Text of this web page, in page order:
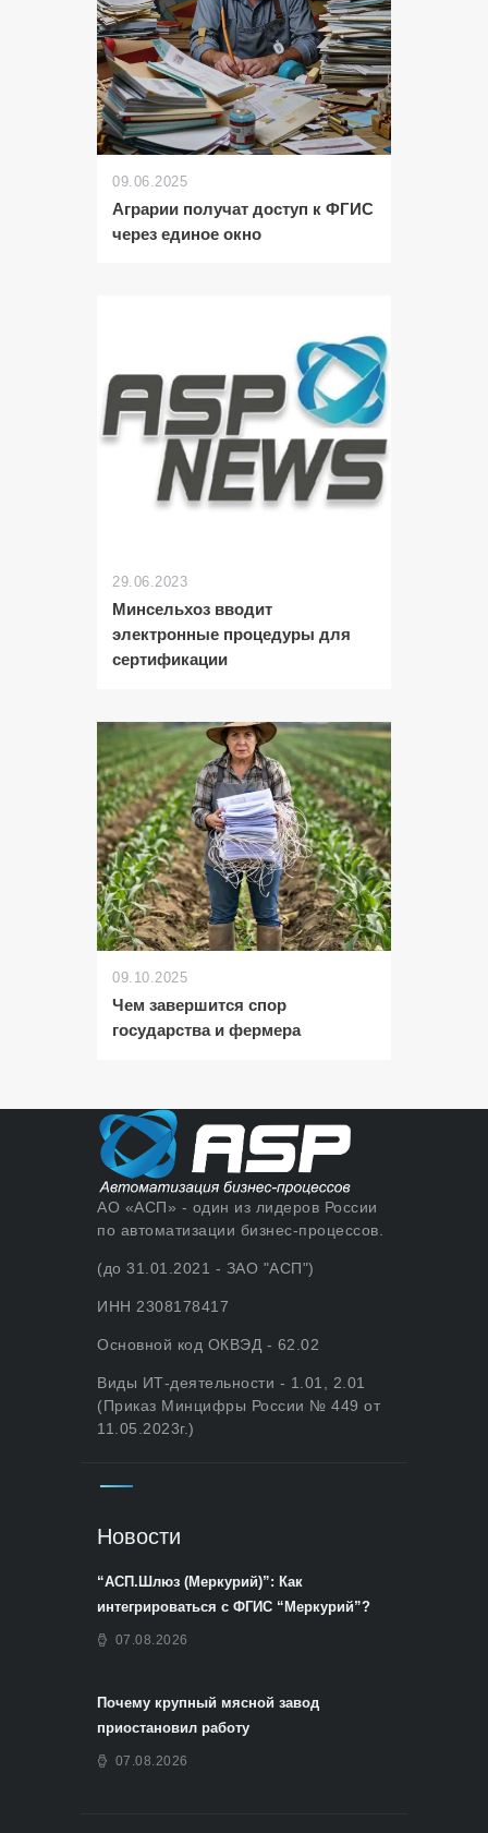
09.06.2025
Аграрии получат доступ к ФГИС
через единое окно
29.06.2023
Минсельхоз вводит
электронные процедуры для
сертификации
09.10.2025
Чем завершится спор
государства и фермера
АО «АСП» - один из лидеров России
по автоматизации бизнес-процессов.
(до 31.01.2021 - ЗАО "АСП")
ИНН 2308178417
Основной код ОКВЭД - 62.02
Виды ИТ-деятельности - 1.01, 2.01
(Приказ Минцифры России № 449 от
11.05.2023г.)
Новости
“АСП.Шлюз (Меркурий)”: Как
интегрироваться с ФГИС “Меркурий”?
07.08.2026
Почему крупный мясной завод
приостановил работу
07.08.2026